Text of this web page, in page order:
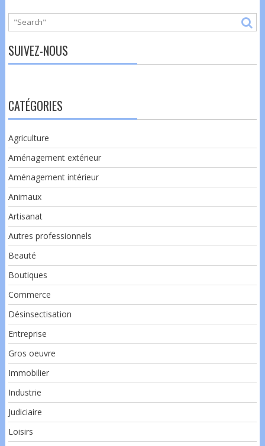
SUIVEZ-NOUS
CATÉGORIES
Agriculture
Aménagement extérieur
Aménagement intérieur
Animaux
Artisanat
Autres professionnels
Beauté
Boutiques
Commerce
Désinsectisation
Entreprise
Gros oeuvre
Immobilier
Industrie
Judiciaire
Loisirs